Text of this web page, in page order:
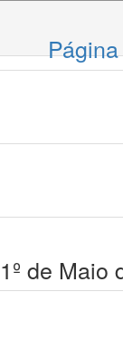
de Maio